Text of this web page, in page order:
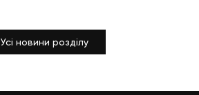
Усі новини розділу